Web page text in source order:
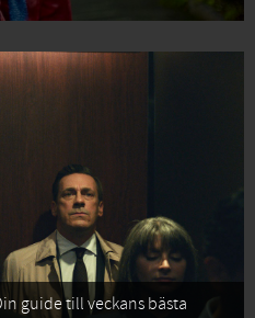
guide till veckans bästa